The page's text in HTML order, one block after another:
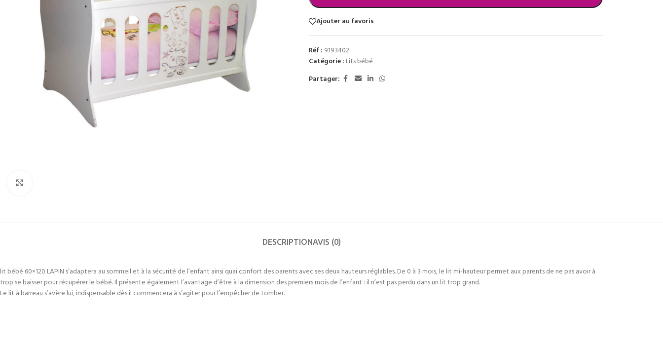
Ajouter au favoris
Réf : 9193402
Catégorie : Lits bébé
Partager:
DESCRIPTIONAVIS (0)
lit bébé 60×120 LAPIN s’adaptera au sommeil et à la sécurité de l’enfant ainsi quai confort des parents avec ses deux hauteurs réglables. De 0 à 3 mois, le lit mi-hauteur permet aux parents de ne pas avoir à
trop se baisser pour récupérer le bébé. Il présente également l’avantage d’être à la dimension des premiers mois de l’enfant : il n’est pas perdu dans un lit trop grand.
Le lit à barreau s’avère lui, indispensable dès il commencera à s’agiter pour l’empêcher de tomber.